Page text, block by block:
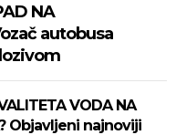
NA
autobusa
VODA NA
Objavljeni najnoviji